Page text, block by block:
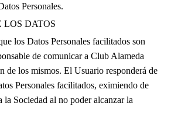
Personales.
DATOS
los Datos Personales facilitados son
de comunicar a Club Alameda
de los mismos. El Usuario responderá de
Personales facilitados, eximiendo de
la Sociedad al no poder alcanzar la